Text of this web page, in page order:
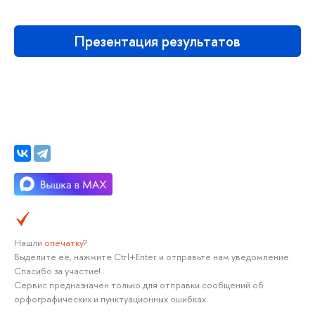
Презентация результатов
Нашли опечатку?
Выделите её, нажмите Ctrl+Enter и отправьте нам уведомление.
Спасибо за участие!
Сервис предназначен только для отправки сообщений об
орфографических и пунктуационных ошибках.